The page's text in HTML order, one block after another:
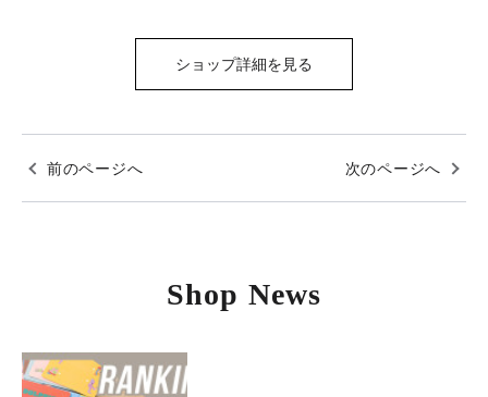
ショップ詳細を見る
前のページへ 次のページへ
Shop News